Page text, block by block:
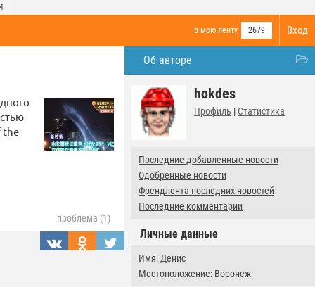
Вход
в мою ленту 2679
Об авторе
hokdes
Профиль | Статистика
Последние добавленные новости
Одобренные новости
Френдлента последних новостей
Последние комментарии
Личные данные
Имя: Денис
Местоположение: Воронеж
the
проблема (1)